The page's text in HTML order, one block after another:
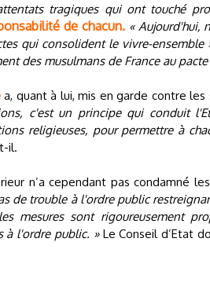
tragiques qui ont touché
de chacun. « Aujourd'hui,
qui consolident le vivre-ensemble
des musulmans de France au
a, quant à lui, mis en garde contre les
c'est un principe qui conduit
religieuses, pour permettre à
il.
n’a cependant pas condamné les
de trouble à l'ordre public
mesures sont rigoureusement
à l'ordre public. »Le Conseil d’Etat